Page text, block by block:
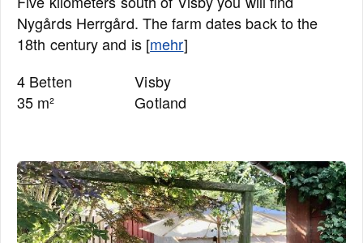
Nygårds Herrgård. The farm dates back to the
18th century and is [mehr]
4 Betten
35 m²
Visby
Gotland